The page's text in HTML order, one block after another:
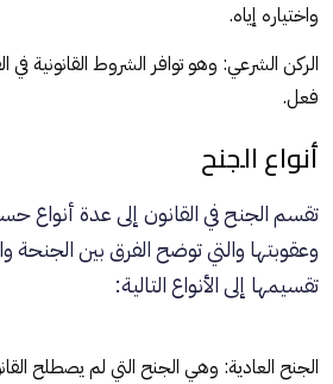
واختياره إياه.
الركن الشرعي: وهو توافر الشروط القانونية في
فعل.
أنواع الجنح
تقسم الجنح في القانون إلى عدة أنواع
وعقوبتها والتي توضح الفرق بين الجنحة
تقسيمها إلى الأنواع التالية:
الجنح العادية: وهي الجنح التي لم يصطلح